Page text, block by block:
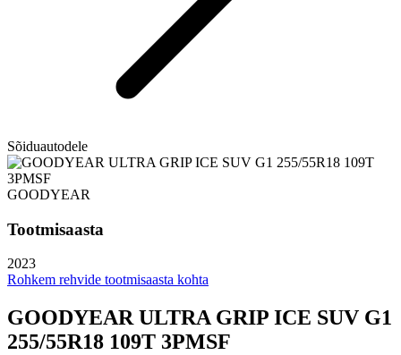
Sõiduautodele
GOODYEAR
Tootmisaasta
2023
Rohkem rehvide tootmisaasta kohta
GOODYEAR ULTRA GRIP ICE SUV G1
255/55R18 109T 3PMSF